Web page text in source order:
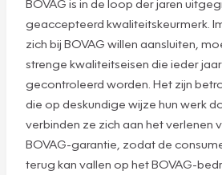
BOVAG is in de loop der jaren
geaccepteerd kwaliteitskeurmerk.
zich bij BOVAG willen aansluiten,
strenge kwaliteitseisen die ieder
gecontroleerd worden. Het zijn
die op deskundige wijze hun werk
verbinden ze zich aan het verlenen
BOVAG-garantie, zodat de
terug kan vallen op het BOVAG-